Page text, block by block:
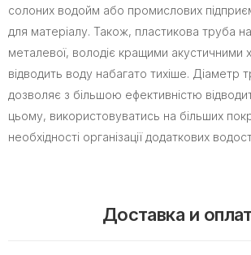
солоних водойм або промислових
для матеріалу. Також, пластикова труба на
металевої, володіє кращими акустичними
відводить воду набагато тихіше. Діаметр
дозволяє з більшою ефективністю
цьому, використовуватись на більших
необхідності організації додаткових
Доставка и